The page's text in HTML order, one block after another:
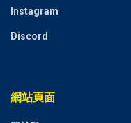
Instagram
Discord
網站頁面